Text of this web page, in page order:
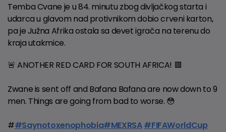
Temba Cvane je u 84. minutu zbog divljačkog starta i
udarca u glavom nad protivnikom dobio crveni karton,
pa je Južna Afrika ostala sa devet igrača na terenu do
kraja utakmice.
🚨 ANOTHER RED CARD FOR SOUTH AFRICA! 🟥
Zwane is sent off and Bafana Bafana are now down to 9
men. Things are going from bad to worse. 😳
##Saynotoxenophobia#MEXRSA#FIFAWorldCup